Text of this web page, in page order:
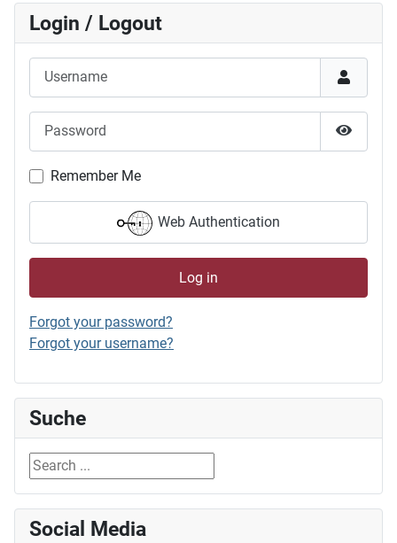
Login / Logout
Show
Remember Me
Web Authentication
Log in
Forgot your password?
Forgot your username?
Suche
Search ...
Social Media